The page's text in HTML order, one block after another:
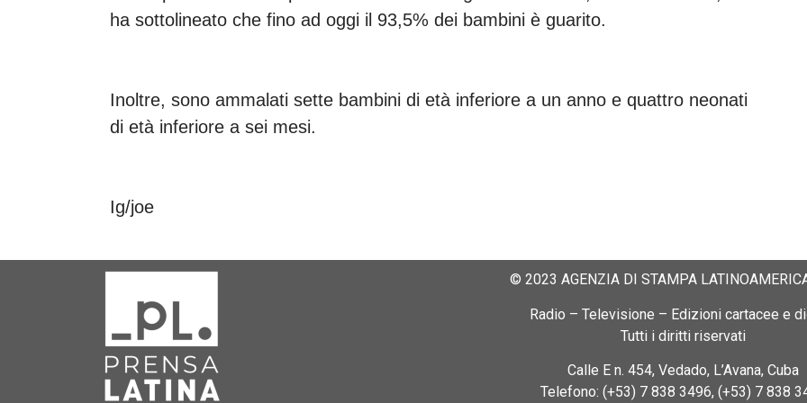
ha sottolineato che fino ad oggi il 93,5% dei bambini è guarito.
Inoltre, sono ammalati sette bambini di età inferiore a un anno e quattro neonati
di età inferiore a sei mesi.
Ig/joe
© 2023 AGENZIA DI STAMPA
Radio – Televisione – Edizioni cartacee e
Tutti i diritti riservati
Calle E n. 454, Vedado, L’Avana, Cuba
Telefono: (+53) 7 838 3496, (+53) 7 838